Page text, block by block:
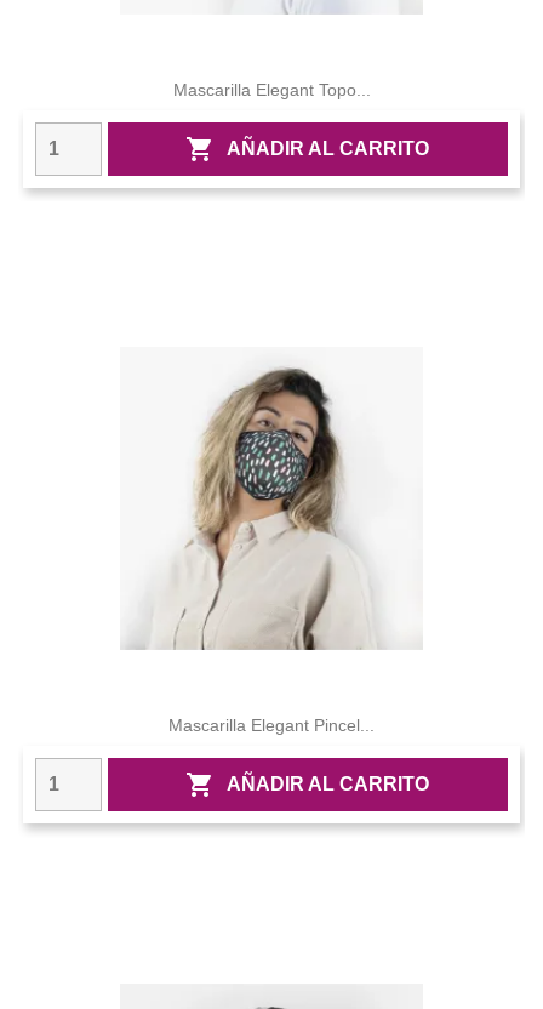
Mascarilla Elegant Topo...
 AÑADIR AL CARRITO
Mascarilla Elegant Pincel...
 AÑADIR AL CARRITO